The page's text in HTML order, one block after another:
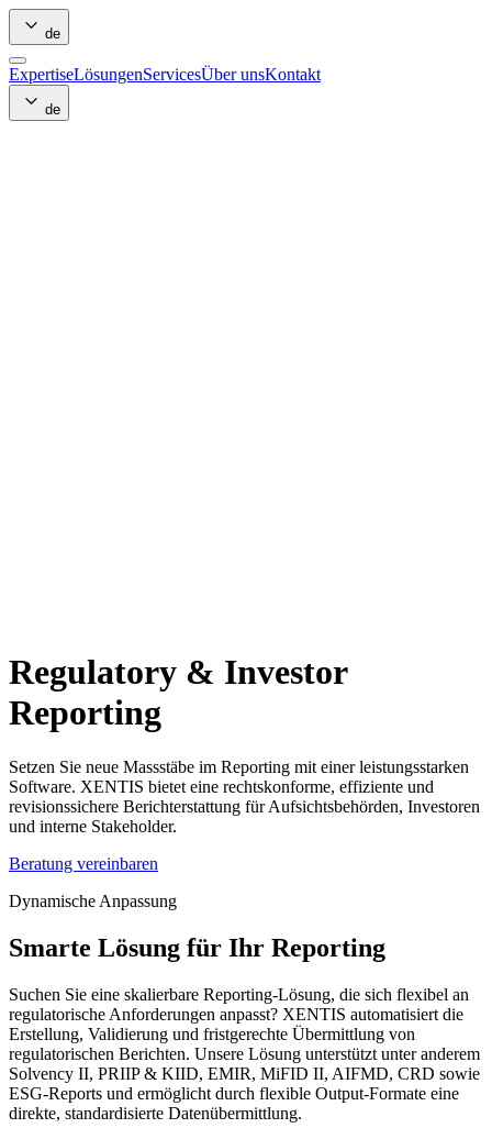
de
ExpertiseLösungenServicesÜber unsKontakt
de
Regulatory & Investor
Reporting
Setzen Sie neue Massstäbe im Reporting mit einer leistungsstarken
Software. XENTIS bietet eine rechtskonforme, effiziente und
revisionssichere Berichterstattung für Aufsichtsbehörden, Investoren
und interne Stakeholder.
Beratung vereinbaren
Dynamische Anpassung
Smarte Lösung für Ihr Reporting
Suchen Sie eine skalierbare Reporting-Lösung, die sich flexibel an
regulatorische Anforderungen anpasst? XENTIS automatisiert die
Erstellung, Validierung und fristgerechte Übermittlung von
regulatorischen Berichten. Unsere Lösung unterstützt unter anderem
Solvency II, PRIIP & KIID, EMIR, MiFID II, AIFMD, CRD sowie
ESG-Reports und ermöglicht durch flexible Output-Formate eine
direkte, standardisierte Datenübermittlung.